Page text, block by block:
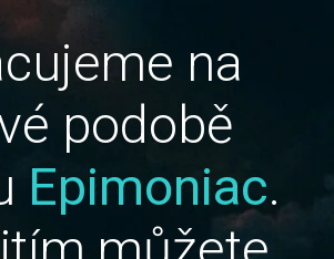
na
podobě
Epimoniac.